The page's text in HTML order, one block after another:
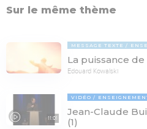
Sur le même thème
MESSAGE TEXTE
La puissance
Edouard Kowalski
11:01
VIDÉO
Jean-Claude
(1)